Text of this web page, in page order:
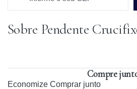
Prazo para o CEP
Sobre Pendente
Compre
Economize Comprar junto